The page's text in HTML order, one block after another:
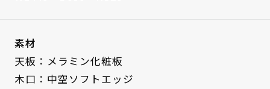
素材
天板：メラミン化粧板
木口：中空ソフトエッジ